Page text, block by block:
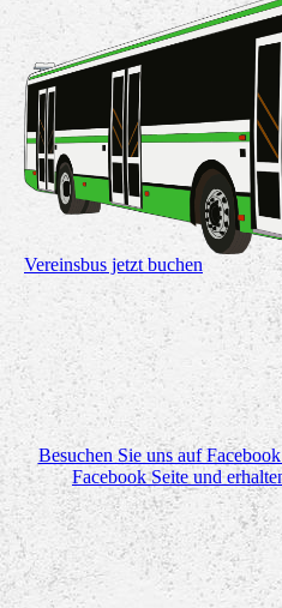
Vereinsbus jetzt buchen
Besuchen Sie uns auf
Facebook Seite und